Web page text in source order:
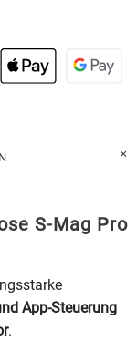
S-Mag Pro
App-Steuerung
.